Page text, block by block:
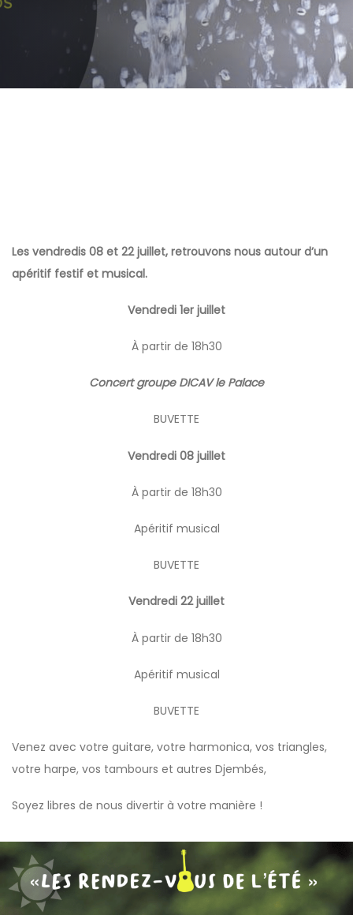
Les vendredis 08 et 22 juillet, retrouvons nous autour d’un
apéritif festif et musical.
Vendredi 1er juillet
À partir de 18h30
Concert groupe DICAV le Palace
BUVETTE
Vendredi 08 juillet
À partir de 18h30
Apéritif musical
BUVETTE
Vendredi 22 juillet
À partir de 18h30
Apéritif musical
BUVETTE
Venez avec votre guitare, votre harmonica, vos triangles,
votre harpe, vos tambours et autres Djembés,
Soyez libres de nous divertir à votre manière !